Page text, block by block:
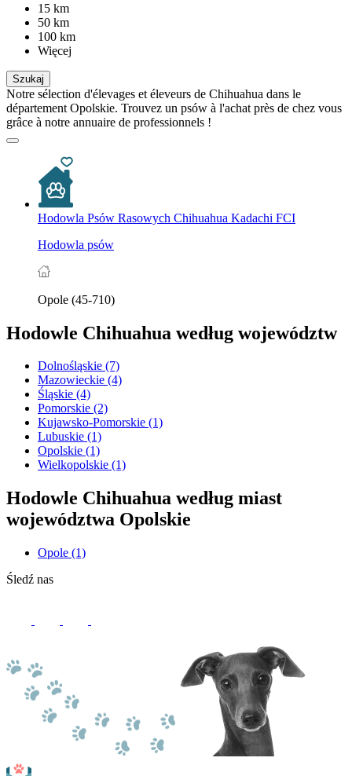
15 km
50 km
100 km
Więcej
Szukaj
Notre sélection d'élevages et éleveurs de Chihuahua dans le
département Opolskie. Trouvez un psów à l'achat près de chez vous
grâce à notre annuaire de professionnels !
Hodowla Psów Rasowych Chihuahua Kadachi FCI
Hodowla psów
Opole (45-710)
Hodowle Chihuahua według województw
Dolnośląskie (7)
Mazowieckie (4)
Śląskie (4)
Pomorskie (2)
Kujawsko-Pomorskie (1)
Lubuskie (1)
Opolskie (1)
Wielkopolskie (1)
Hodowle Chihuahua według miast
województwa Opolskie
Opole (1)
Śledź nas